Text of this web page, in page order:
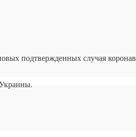
подтвержденных случая